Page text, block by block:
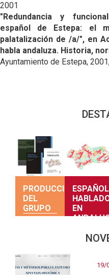
2001
"Redundancia y
español de Estepa: el
palatalización de /a/", en
habla andaluza. Historia,
Ayuntamiento de Estepa,
PRODUCCIÓN
DEL
GRUPO
ESPAÑOL
EN
19/